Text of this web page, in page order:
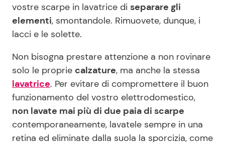
vostre scarpe in lavatrice di separare gli
elementi, smontandole. Rimuovete, dunque, i
lacci e le solette.
Non bisogna prestare attenzione a non rovinare
solo le proprie calzature, ma anche la stessa
lavatrice. Per evitare di compromettere il buon
funzionamento del vostro elettrodomestico,
non lavate mai più di due paia di scarpe
contemporaneamente, lavatele sempre in una
retina ed eliminate dalla suola la sporcizia, come